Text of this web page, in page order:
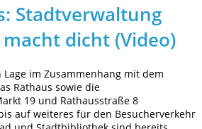
Stadtverwaltung
dicht (Video)
im Zusammenhang mit dem
Rathaus sowie die
19 und Rathausstraße 8
auf weiteres für den Besucherverkehr